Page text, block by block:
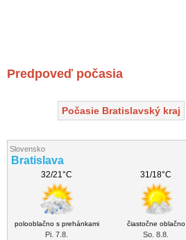
Predpoveď počasia
Počasie Bratislavský kraj
Slovensko
Bratislava
32/21°C 31/18°C
polooblačno s prehánkami čiastočne oblačno
Pi. 7.8. So. 8.8.